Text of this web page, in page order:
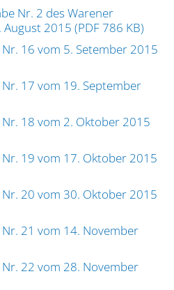
Nr. 2 des Warener
2015 (PDF 786 KB)
16 vom 5. Setember 2015
17 vom 19. September
18 vom 2. Oktober 2015
19 vom 17. Oktober 2015
20 vom 30. Oktober 2015
21 vom 14. November
22 vom 28. November